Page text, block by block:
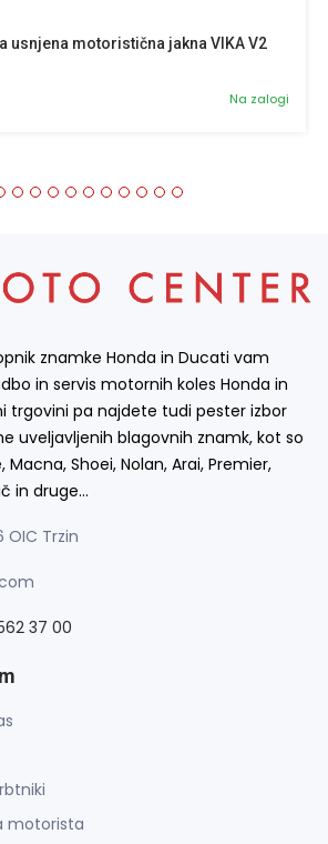
usnjena motoristična jakna VIKA V2
Na zalogi
znamke Honda in Ducati vam
in servis motornih koles Honda in
trgovini pa najdete tudi pester izbor
uveljavljenih blagovnih znamk, kot so
Macna, Shoei, Nolan, Arai, Premier,
in druge…
OIC Trzin
37 00
motorista